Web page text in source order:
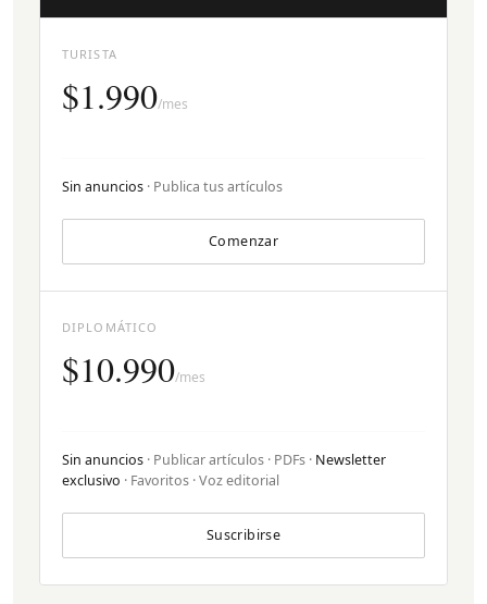
TURISTA
$1.990/mes
Sin anuncios · Publica tus artículos
Comenzar
DIPLOMÁTICO
$10.990/mes
Sin anuncios · Publicar artículos · PDFs · Newsletter
exclusivo · Favoritos · Voz editorial
Suscribirse